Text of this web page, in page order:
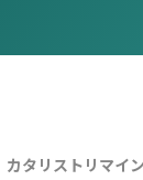
カタリストリマイ